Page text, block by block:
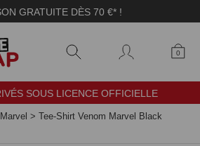
GRATUITE DÈS 70 €* !
0
SOUS LICENCE OFFICIELLE
Marvel > Tee-Shirt Venom Marvel Black